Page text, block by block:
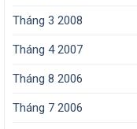
Tháng 3 2008
Tháng 4 2007
Tháng 8 2006
Tháng 7 2006